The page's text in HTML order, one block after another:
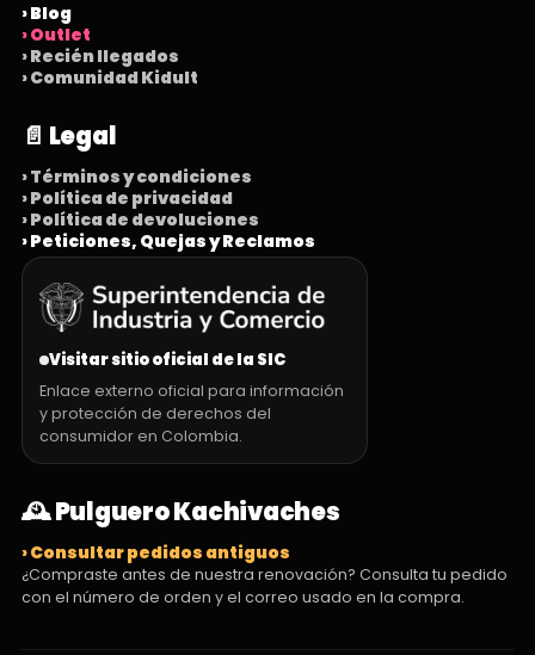
› Blog
› Outlet
› Recién llegados
› Comunidad Kidult
📄 Legal
› Términos y condiciones
› Política de privacidad
› Política de devoluciones
› Peticiones, Quejas y Reclamos
Visitar sitio oficial de la SIC
Enlace externo oficial para información
y protección de derechos del
consumidor en Colombia.
🕰️ Pulguero Kachivaches
› Consultar pedidos antiguos
¿Compraste antes de nuestra renovación? Consulta tu pedido
con el número de orden y el correo usado en la compra.